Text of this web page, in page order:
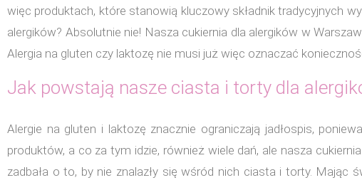
więc produktach, które stanowią kluczowy składnik tradycyjnych
alergików? Absolutnie nie! Nasza cukiernia dla alergików w
Alergia na gluten czy laktozę nie musi już więc oznaczać
Jak powstają nasze ciasta i torty dla
Alergie na gluten i laktozę znacznie ograniczają jadłospis,
produktów, a co za tym idzie, również wiele dań, ale nasza
zadbała o to, by nie znalazły się wśród nich ciasta i torty. Mając